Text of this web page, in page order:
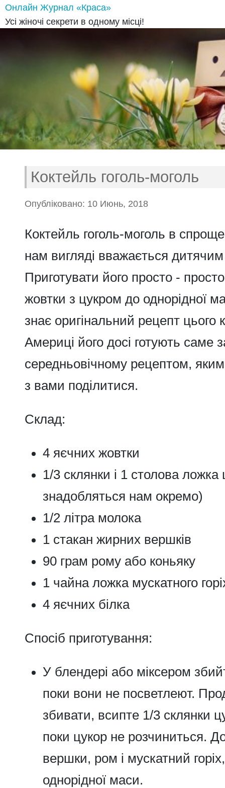
Онлайн Журнал «Краса»
Усі жіночі секрети в одному місці!
Коктейль гоголь-моголь
Опубліковано: 10 Июнь, 2018
Коктейль гоголь-моголь в
нам вигляді вважається
Приготувати його просто -
жовтки з цукром до однорідної
знає оригінальний рецепт цього
Америці його досі готують саме
середньовічному рецептом,
з вами поділитися.
Склад:
4 яєчних жовтки
1/3 склянки і 1 столова ложка
знадобляться нам окремо)
1/2 літра молока
1 стакан жирних вершків
90 грам рому або коньяку
1 чайна ложка мускатного
4 яєчних білка
Спосіб приготування:
У блендері або міксером
поки вони не посветлеют.
збивати, всипте 1/3 склянки
поки цукор не розчиниться.
вершки, ром і мускатний
однорідної маси.